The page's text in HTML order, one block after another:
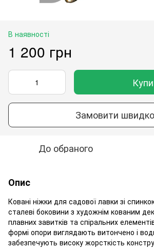
В наявності
1 200 грн
Замовити швидко
До обраного
Опис
Ковані ніжки для садової лавки зі
сталеві боковини з художнім кованим
плавних завитків та спіральних
формі опори виглядають витончено і
забезпечують високу жорсткість